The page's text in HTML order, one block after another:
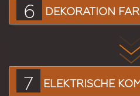
6 DEKORATION
7 ELEKTRISCHE